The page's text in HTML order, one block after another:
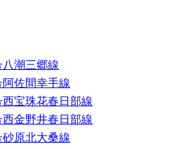
八潮三郷線
阿佐間幸手線
西宝珠花春日部線
西金野井春日部線
砂原北大桑線